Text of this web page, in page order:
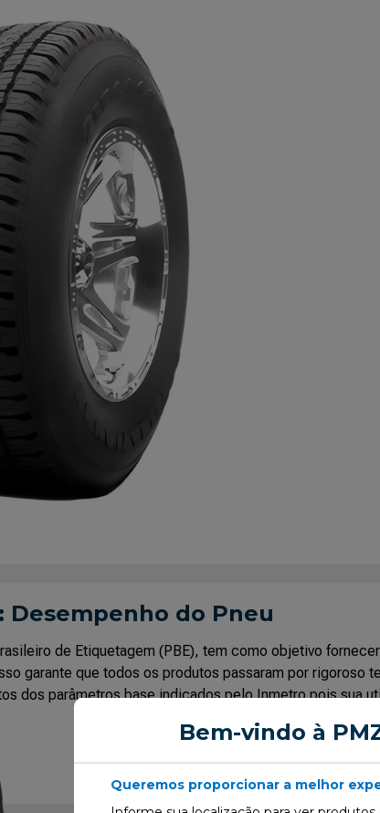
Bem-vindo à
Queremos proporcionar a melhor
do Pneu
de Etiquetagem (PBE), tem como objetivo
garante que todos os produtos passaram por
dos parâmetros base indicados pelo Inmetro pois sua